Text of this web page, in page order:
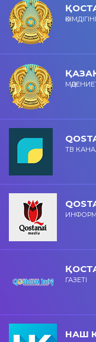
ТВ
ГАЗЕТІ
НАШ